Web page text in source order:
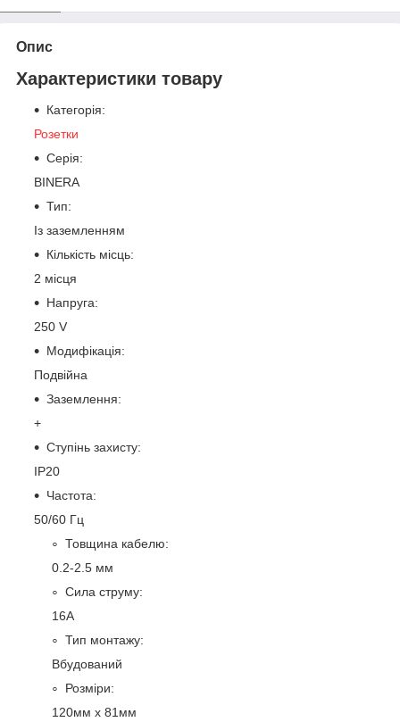
Опис
Характеристики товару
Категорія:
Розетки
Серія:
BINERA
Тип:
Із заземленням
Кількість місць:
2 місця
Напруга:
250 V
Модифікація:
Подвійна
Заземлення:
+
Ступінь захисту:
IP20
Частота:
50/60 Гц
Товщина кабелю:
0.2-2.5 мм
Сила струму:
16А
Тип монтажу:
Вбудований
Розміри:
120мм х 81мм